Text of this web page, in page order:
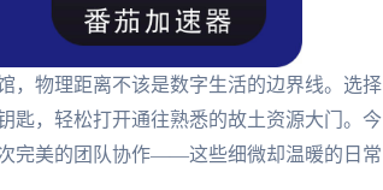
，物理距离不该是数字生活的边界线。选择
匙，轻松打开通往熟悉的故土资源大门。今
完美的团队协作——这些细微却温暖的日常